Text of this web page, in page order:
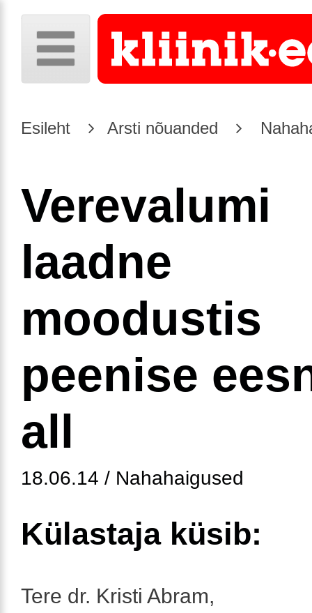
Esileht Arsti nõuanded
Verevalumi
laadne
moodustis
peenise
all
18.06.14 / Nahahaigused
Külastaja küsib:
Tere dr. Kristi Abram,